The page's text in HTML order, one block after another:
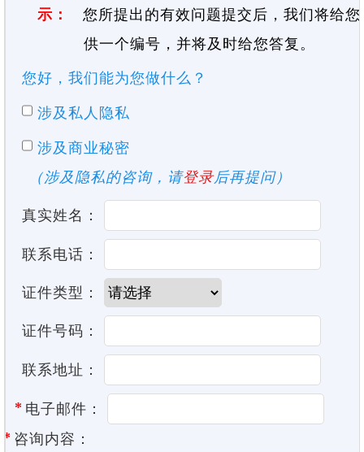
示：
您所提出的有效问题提交后，我们将给您
供一个编号，并将及时给您答复。
您好，我们能为您做什么？
涉及私人隐私
涉及商业秘密
（涉及隐私的咨询，请登录后再提问）
真实姓名：
联系电话：
证件类型：
证件号码：
联系地址：
* 电子邮件：
* 咨询内容：